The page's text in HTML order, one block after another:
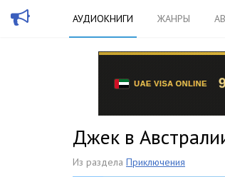
АУДИОКНИГИ ЖАНРЫ
Джек в
Из раздела Приключения